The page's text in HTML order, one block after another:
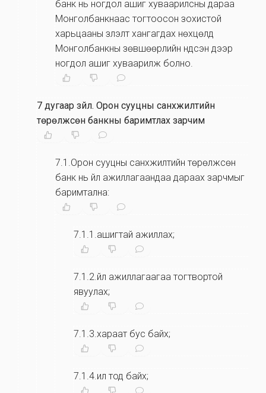
банк нь ногдол ашиг хуваарилсны дараа
Монголбанкнаас тогтоосон зохистой
харьцааны үзүүлэлт хангагдах нөхцөлд
Монголбанкны зөвшөөрлийн үндсэн дээр
ногдол ашиг хуваарилж болно.
7 дугаар зүйл. Орон сууцны санхүүжилтийн
төрөлжсөн банкны баримтлах зарчим
7.1.Орон сууцны санхүүжилтийн төрөлжсөн
банк нь үйл ажиллагаандаа дараах зарчмыг
баримтална:
7.1.1.ашигтай ажиллах;
7.1.2.үйл ажиллагаагаа тогтвортой
явуулах;
7.1.3.хараат бус байх;
7.1.4.ил тод байх;